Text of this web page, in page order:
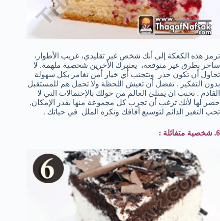
ترمز هذه الكعكة إلي أنك شخص غير تقليدي، غريب الأطوار،
ساحر بطرق غير متوقعة، يعتبرك الأخرين شخصية ملهمة. لا
تحاول أن تكون حذر وتتجنب أي خيار أمن تغامر بكل سهولة
بدون التفكير . تفضل أن تعيش اللحظة ولا تحمل هم للمستقبل
القادم . تحنب ان يمتلئ العالم من حولك بالإحتمالات التي لا
حصر لها لأنك ترغب أن تجرب كل مجموعة منها بقدر الإمكان.
تحب التغير الدائم لتوسيع أفاقك وتكره الملل في حياتك .
6. شخصية متفائلة :